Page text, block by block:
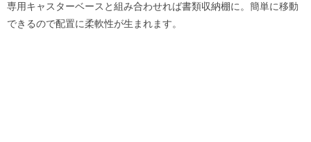
専用キャスターベースと組み合わせれば書類収納棚に。簡単に移動
できるので配置に柔軟性が生まれます。